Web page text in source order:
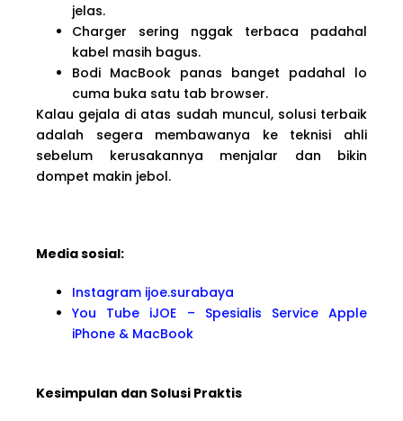
jelas.
Charger sering nggak terbaca padahal
kabel masih bagus.
Bodi MacBook panas banget padahal lo
cuma buka satu tab browser.
Kalau gejala di atas sudah muncul, solusi terbaik
adalah segera membawanya ke teknisi ahli
sebelum kerusakannya menjalar dan bikin
dompet makin jebol.
Media sosial:
Instagram ijoe.surabaya
You Tube iJOE – Spesialis Service Apple
iPhone & MacBook
Kesimpulan dan Solusi Praktis